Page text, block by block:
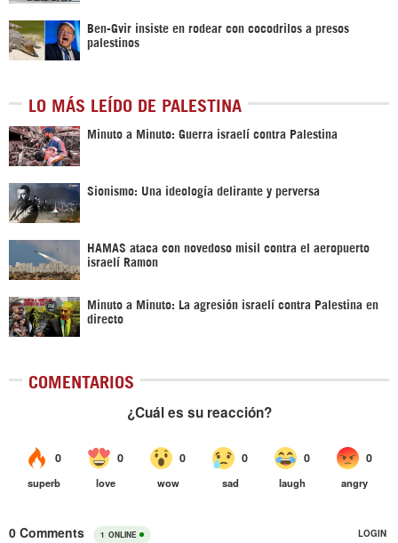
Ben-Gvir insiste en rodear con cocodrilos a presos
palestinos
LO MÁS LEÍDO DE PALESTINA
Minuto a Minuto: Guerra israelí contra Palestina
Sionismo: Una ideología delirante y perversa
HAMAS ataca con novedoso misil contra el aeropuerto
israelí Ramon
Minuto a Minuto: La agresión israelí contra Palestina en
directo
COMENTARIOS